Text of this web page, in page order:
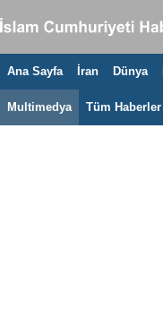
Ana Sayfa İran Dünya
Multimedya Tüm Haberler